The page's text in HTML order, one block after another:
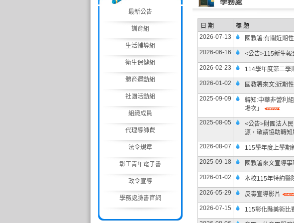
最新公告
訓育組
生活輔導組
衛生保健組
體育運動組
社團活動組
組織成員
代理導師費
法令規章
彰工青年電子書
政令宣導
學務處臉書官網
日 期 標 題
2026-07-13
國教署:有關近期
2026-06-16 <公告>115新生報
2026-02-23 114學年度第二學
2026-01-02 國教署來文:近期
2025-09-09
轉知:中華非營利
場次」
2025-08-05
<公告>財團法人
源，敬請協助轉
2026-08-07 115學年度上學期
2025-09-18 國教署來文宣導
2026-01-02 本校115年特約醫
2026-05-29 反毒宣導影片
2026-07-15 115彰化縣美術比